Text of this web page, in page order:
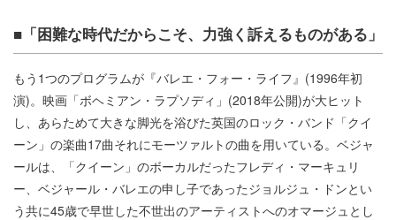
■「困難な時代だからこそ、力強く訴えるものがある」
もう1つのプログラムが『バレエ・フォー・ライフ』(1996年初
演)。映画「ボヘミアン・ラプソディ」(2018年公開)が大ヒット
し、あらためて大きな脚光を浴びた英国のロック・バンド「クイ
ーン」の楽曲17曲それにモーツァルトの曲を用いている。ベジャ
ールは、「クイーン」のボーカルだったフレディ・マーキュリ
ー、ベジャール・バレエの申し子であったジョルジュ・ドンとい
う共に45歳で早世した不世出のアーティストへのオマージュとし